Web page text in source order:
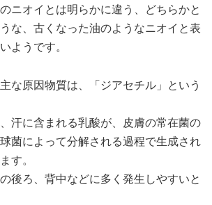
ニオイとは明らかに違う、どちらかと
な、古くなった油のようなニオイと表
ようです。
な原因物質は、「ジアセチル」という
汗に含まれる乳酸が、皮膚の常在菌の
菌によって分解される過程で生成され
す。
後ろ、背中などに多く発生しやすいと